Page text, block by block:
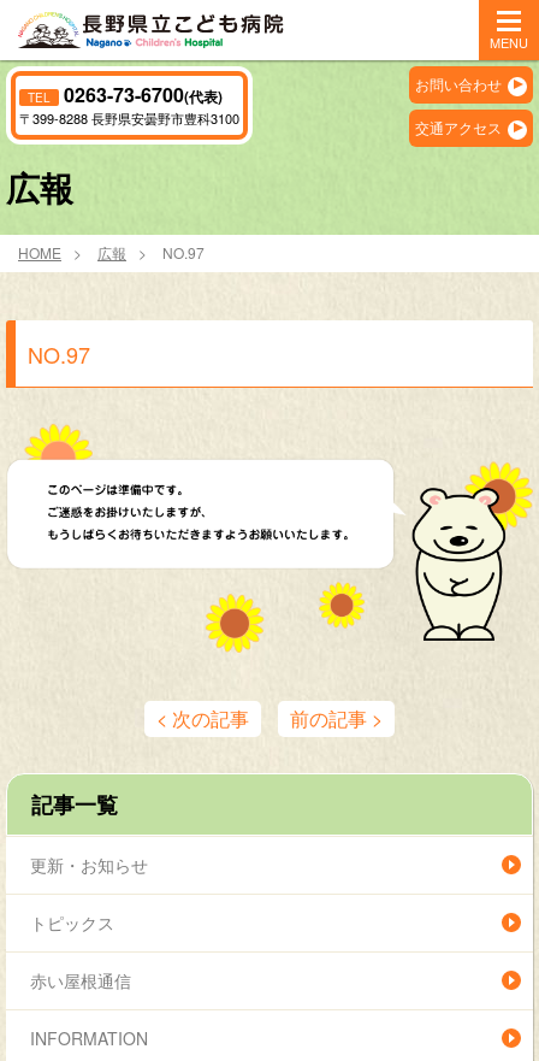
MENU
TEL 0263-73-6700(代表)
〒399-8288 長野県安曇野市豊科3100
お問い合わせ
交通アクセス
広報
HOME 広報 NO.97
NO.97
< 次の記事 前の記事 >
記事一覧
更新・お知らせ
トピックス
赤い屋根通信
INFORMATION